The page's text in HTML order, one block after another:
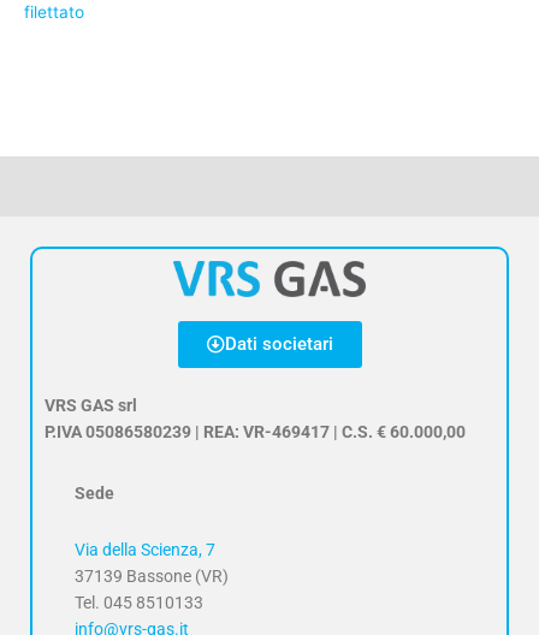
filettato
Dati societari
VRS GAS srl
P.IVA 05086580239 | REA: VR-469417 | C.S. € 60.000,00
Sede
Via della Scienza, 7
37139 Bassone (VR)
Tel. 045 8510133
info@vrs-gas.it